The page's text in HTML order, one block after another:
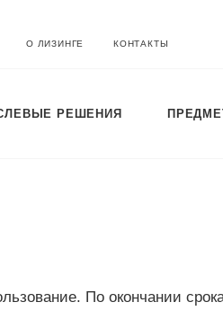
О ЛИЗИНГЕ КОНТАКТЫ
РЕШЕНИЯ
По окончании